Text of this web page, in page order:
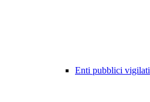
Enti pubblici vigilati